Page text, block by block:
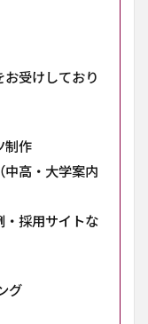
受けしており
制作
高・大学案内
採用サイトな
グ